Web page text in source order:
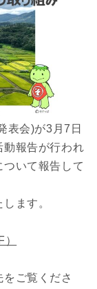
表会)が3月7日
動報告が行われ
いて報告して
ます。
ご覧くださ